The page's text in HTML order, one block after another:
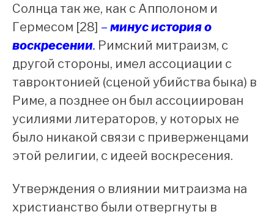
Солнца так же, как с Апполоном и
Гермесом [28] – минус история о
воскресении. Римский митраизм, с
другой стороны, имел ассоциации с
тавроктонией (сценой убийства быка) в
Риме, а позднее он был ассоциирован
усилиями литераторов, у которых не
было никакой связи с приверженцами
этой религии, с идеей воскресения.
Утверждения о влиянии митраизма на
христианство были отвергнуты в